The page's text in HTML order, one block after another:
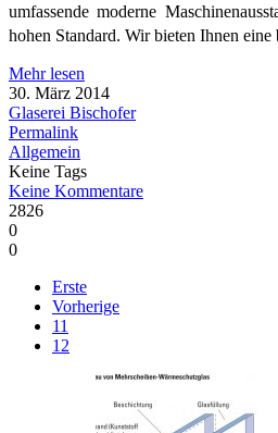
umfassende moderne
hohen Standard. Wir bieten Ihnen
Mehr lesen
30. März 2014
Glaserei Bischofer
Permalink
Allgemein
Keine Tags
Keine Kommentare
2826
0
0
Erste
Vorherige
11
12